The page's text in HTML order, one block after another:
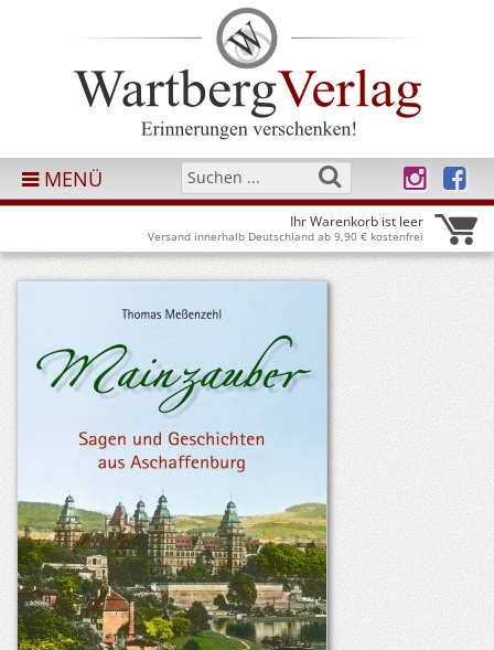
MENÜ
Ihr Warenkorb ist leer
Versand innerhalb Deutschland ab 9,90 € kostenfrei